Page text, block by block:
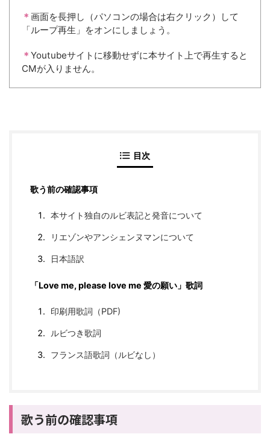
＊ 画面を長押し（パソコンの場合は右クリック）して
「ループ再生」をオンにしましょう。
＊ Youtubeサイトに移動せずに本サイト上で再生すると
CMが入りません。
目次
歌う前の確認事項
本サイト独自のルビ表記と発音について
リエゾンやアンシェンヌマンについて
日本語訳
「Love me, please love me 愛の願い」歌詞
印刷用歌詞（PDF)
ルビつき歌詞
フランス語歌詞（ルビなし）
歌う前の確認事項